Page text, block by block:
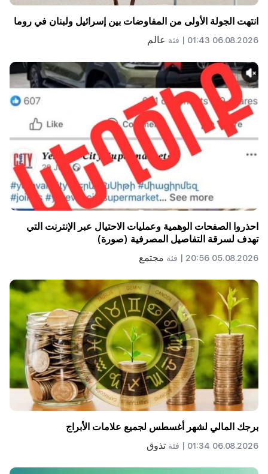
انتهت الجولة الأولى من المفاوضات بين إسرائيل ولبنان في روما
06.08.2026 01:43 | فئة عالم
احذروا الصفحات الوهمية وعمليات الاحتيال عبر الإنترنت التي
تهدف لسرقة التفاصيل المصرفية (صورة)
05.08.2026 20:56 | فئة مجتمع
برجك المالي لشهر أغسطس لجميع علامات الأبراج
06.08.2026 01:34 | فئة تذوق